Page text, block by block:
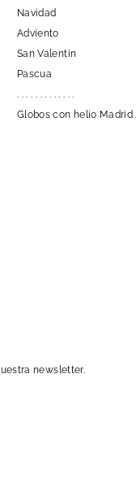
Navidad
Adviento
San Valentin
Pascua
. . . . . . . . . . . . .
Globos con helio
newsletter.